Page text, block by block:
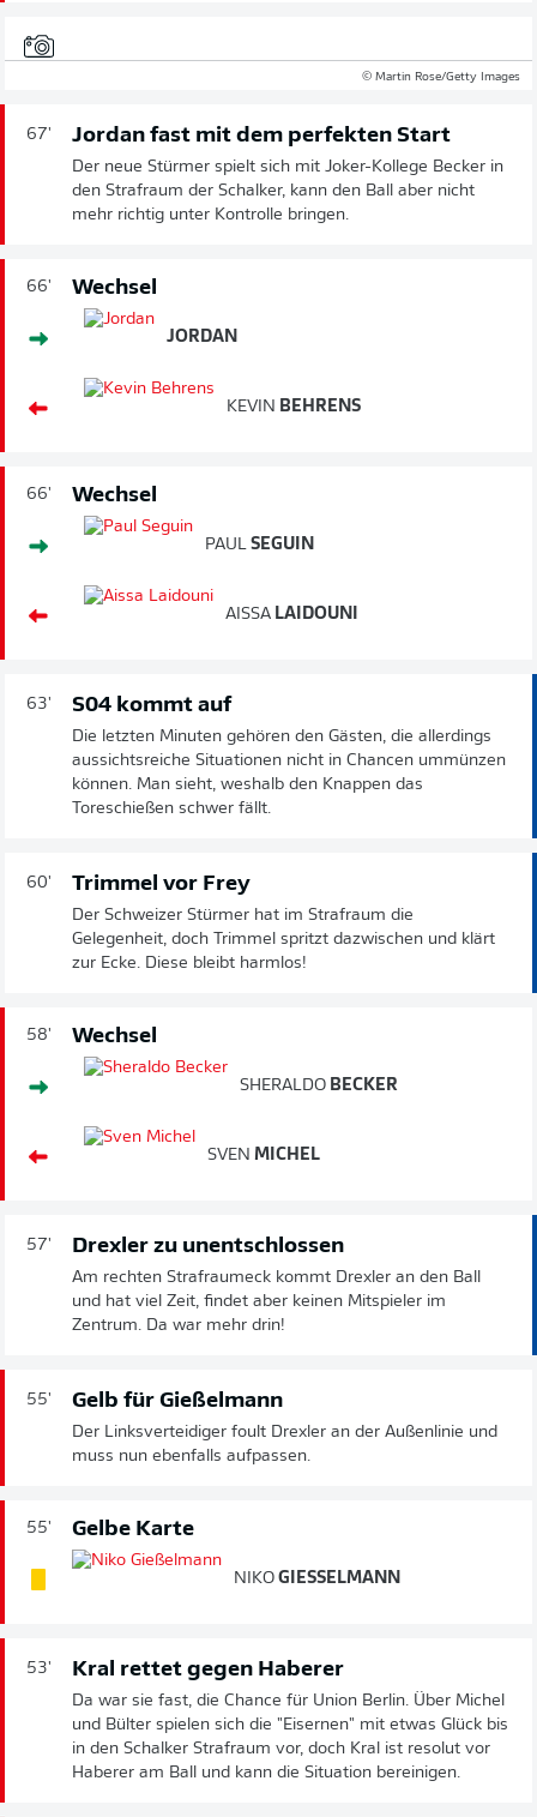
© Martin Rose/Getty Images
67' Jordan fast mit dem perfekten Start
Der neue Stürmer spielt sich mit Joker-Kollege Becker in
den Strafraum der Schalker, kann den Ball aber nicht
mehr richtig unter Kontrolle bringen.
66' Wechsel
JORDAN
KEVIN BEHRENS
66' Wechsel
PAUL SEGUIN
AISSA LAIDOUNI
63' S04 kommt auf
Die letzten Minuten gehören den Gästen, die allerdings
aussichtsreiche Situationen nicht in Chancen ummünzen
können. Man sieht, weshalb den Knappen das
Toreschießen schwer fällt.
60' Trimmel vor Frey
Der Schweizer Stürmer hat im Strafraum die
Gelegenheit, doch Trimmel spritzt dazwischen und klärt
zur Ecke. Diese bleibt harmlos!
58' Wechsel
SHERALDO BECKER
SVEN MICHEL
57' Drexler zu unentschlossen
Am rechten Strafraumeck kommt Drexler an den Ball
und hat viel Zeit, findet aber keinen Mitspieler im
Zentrum. Da war mehr drin!
55' Gelb für Gießelmann
Der Linksverteidiger foult Drexler an der Außenlinie und
muss nun ebenfalls aufpassen.
55' Gelbe Karte
NIKO GIESSELMANN
53' Kral rettet gegen Haberer
Da war sie fast, die Chance für Union Berlin. Über Michel
und Bülter spielen sich die "Eisernen" mit etwas Glück bis
in den Schalker Strafraum vor, doch Kral ist resolut vor
Haberer am Ball und kann die Situation bereinigen.